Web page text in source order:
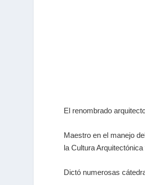
El renombrado
Maestro en el manejo
la Cultura
Dictó numerosas